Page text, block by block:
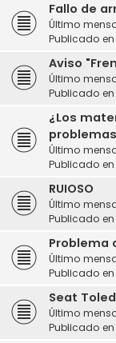
Fallo de
Último
Publicado en
Aviso
Último
Publicado en
¿Los
Último
Publicado en
RUIOSO
Último
Publicado en
Problema
Último
Publicado en
Seat
Último
Publicado en